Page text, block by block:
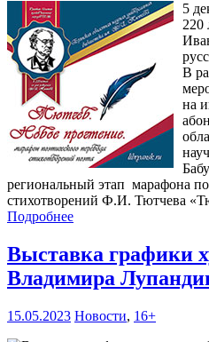
5
220
В
на
региональный этап марафона
стихотворений Ф.И. Тютчева
Подробнее
Выставка графики
Владимира
15.05.2023 Новости, 16+